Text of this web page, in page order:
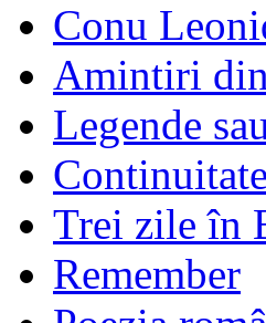
Conu
Amintiri
Legende
Trei zile în
Remember